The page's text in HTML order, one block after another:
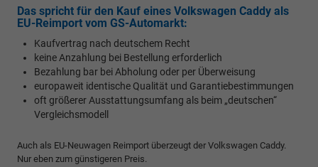
Das spricht für den Kauf eines Volkswagen Caddy als
EU-Reimport vom GS-Automarkt:
Kaufvertrag nach deutschem Recht
keine Anzahlung bei Bestellung erforderlich
Bezahlung bar bei Abholung oder per Überweisung
europaweit identische Qualität und Garantiebestimmungen
oft größerer Ausstattungsumfang als beim „deutschen“
Vergleichsmodell
Auch als EU-Neuwagen Reimport überzeugt der Volkswagen Caddy.
Nur eben zum günstigeren Preis.